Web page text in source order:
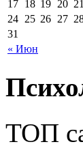
« Июн
17 18 19 20 21
24 25 26 27
31
ТОП